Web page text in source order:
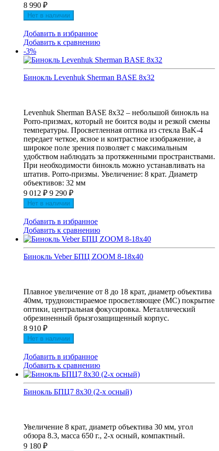
8 990 ₽
Нет в наличии
Добавить в избранное
Добавить к сравнению
-3%
Бинокль Levenhuk Sherman BASE 8x32
Levenhuk Sherman BASE 8x32 – небольшой бинокль на
Porro-призмах, который не боится воды и резкой смены
температуры. Просветленная оптика из стекла BaK-4
передает четкое, ясное и контрастное изображение, а
широкое поле зрения позволяет с максимальным
удобством наблюдать за протяженными пространствами.
При необходимости бинокль можно устанавливать на
штатив. Porro-призмы. Увеличение: 8 крат. Диаметр
объективов: 32 мм
9 012 ₽ 9 290 ₽
Нет в наличии
Добавить в избранное
Добавить к сравнению
Бинокль Veber БПЦ ZOOM 8-18x40
Плавное увеличение от 8 до 18 крат, диаметр объектива
40мм, трудноистираемое просветляющее (MC) покрытие
оптики, центральная фокусировка. Металлический
обрезиненный брызгозащищенный корпус.
8 910 ₽
Нет в наличии
Добавить в избранное
Добавить к сравнению
Бинокль БПЦ7 8x30 (2-х осный)
Увеличение 8 крат, диаметр объектива 30 мм, угол
обзора 8.3, масса 650 г., 2-х осный, компактный.
9 180 ₽